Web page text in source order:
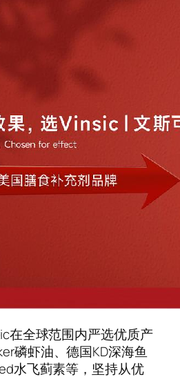
在全球范围内严选优质产
磷虾油、德国KD深海鱼
水飞蓟素等，坚持从优